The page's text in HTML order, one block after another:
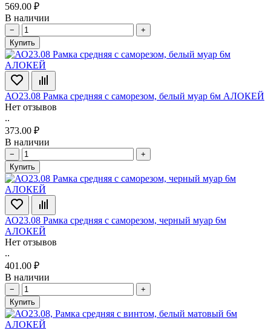
569.00 ₽
В наличии
−
+
Купить
АО23.08 Рамка средняя с саморезом, белый муар 6м АЛОКЕЙ
Нет отзывов
..
373.00 ₽
В наличии
−
+
Купить
АО23.08 Рамка средняя с саморезом, черный муар 6м
АЛОКЕЙ
Нет отзывов
..
401.00 ₽
В наличии
−
+
Купить